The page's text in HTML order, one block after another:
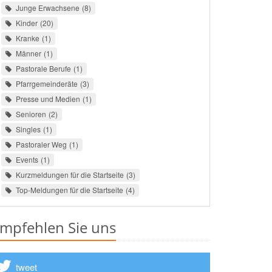
Junge Erwachsene 8
Kinder 20
Kranke 1
Männer 1
Pastorale Berufe 1
Pfarrgemeinderäte 3
Presse und Medien 1
Senioren 2
Singles 1
Pastoraler Weg 1
Events 1
Kurzmeldungen für die Startseite 3
Top-Meldungen für die Startseite 4
Sie uns
tweet